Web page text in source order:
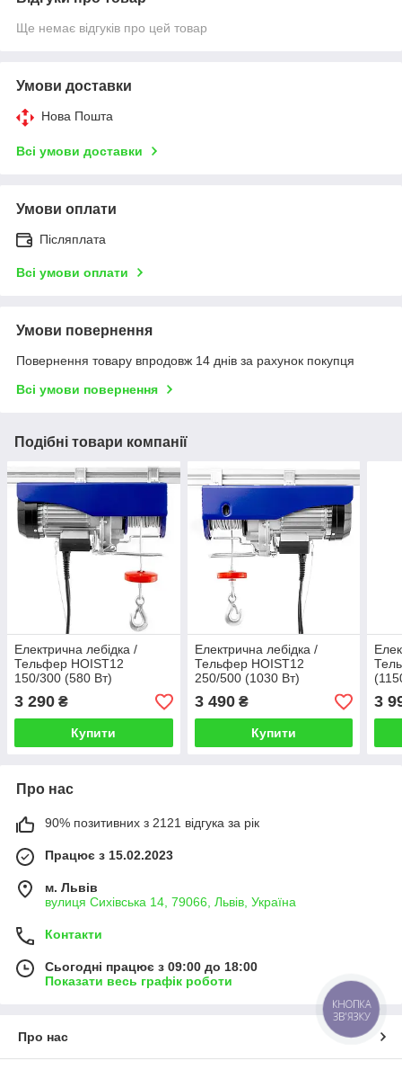
Ще немає відгуків про цей товар
Умови доставки
Нова Пошта
Всі умови доставки
Умови оплати
Післяплата
Всі умови оплати
Умови повернення
Повернення товару впродовж 14 днів за рахунок покупця
Всі умови повернення
Подібні товари компанії
Електрична лебідка /
Тельфер HOIST12
150/300 (580 Вт)
3 290 ₴
Купити
Електрична лебідка /
Тельфер HOIST12
250/500 (1030 Вт)
3 490₴
Купити
3
Про нас
90% позитивних з 2121 відгука за рік
Працює з 15.02.2023
м. Львів
вулиця Сихівська 14, 79066, Львів, Україна
Контакти
Сьогодні працює з 09:00 до 18:00
Показати весь графік роботи
Про нас
КНОПКА
ЗВ'ЯЗКУ